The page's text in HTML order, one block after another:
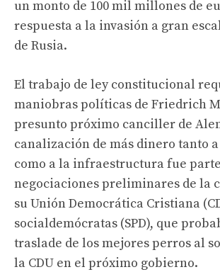
un monto de 100 mil millones de
respuesta a la invasión a gran
de Rusia.
El trabajo de ley constitucional
maniobras políticas de Friedrich
presunto próximo canciller de
canalización de más dinero tanto
como a la infraestructura fue
negociaciones preliminares de la
su Unión Democrática Cristiana
socialdemócratas (SPD), que
traslade de los mejores perros al
la CDU en el próximo gobierno.